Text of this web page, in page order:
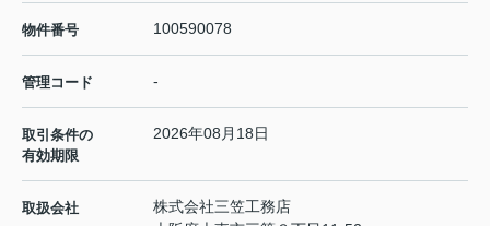
物件番号 100590078
管理コード -
取引条件の
有効期限
2026年08月18日
取扱会社
株式会社三笠工務店